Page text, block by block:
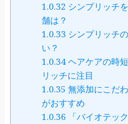
1.0.32 シンプリッチ
舗は？
1.0.33 シンプリッチ
い？
1.0.34ヘアケアの時
リッチに注目
1.0.35 無添加にこだ
がおすすめ
1.0.36 「バイオテッ